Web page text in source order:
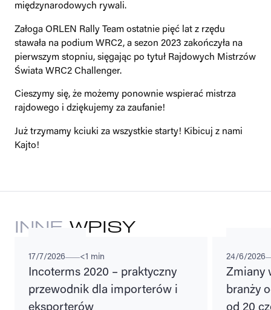
międzynarodowych rywali.
Załoga ORLEN Rally Team ostatnie pięć lat z rzędu
stawała na podium WRC2, a sezon 2023 zakończyła na
pierwszym stopniu, sięgając po tytuł Rajdowych Mistrzów
Świata WRC2 Challenger.
Cieszymy się, że możemy ponownie wspierać mistrza
rajdowego i dziękujemy za zaufanie!
Już trzymamy kciuki za wszystkie starty! Kibicuj z nami
Kajto!
INNE WPISY
17/7/2026 <1 min
Incoterms 2020 – praktyczny
przewodnik dla importerów i
24/6/2026
Zmiany
branży